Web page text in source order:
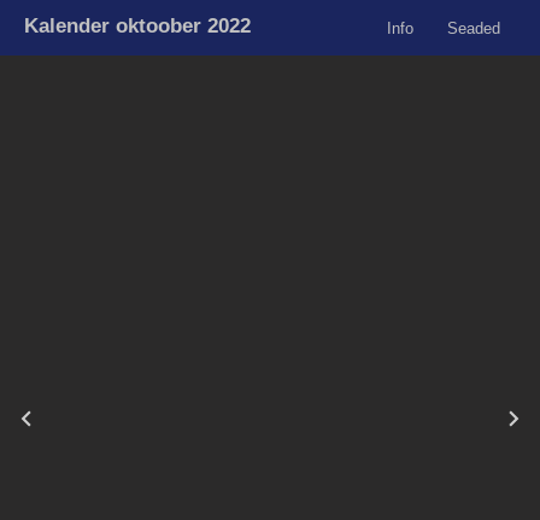
Kalender oktoober 2022 Info Seaded